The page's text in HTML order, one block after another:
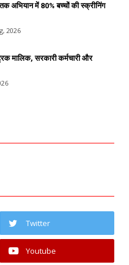
अभियान में 80% बच्चों की स्क्रीनिंग
2026
मालिक, सरकारी कर्मचारी और
Twitter
Youtube